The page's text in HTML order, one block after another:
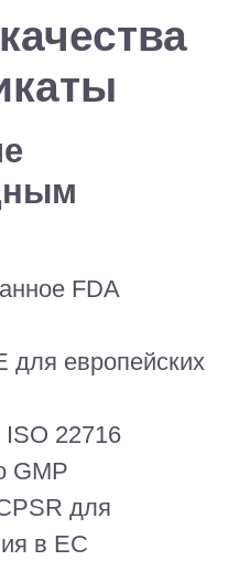
FDA
для европейских
22716
GMP
для
в ЕС